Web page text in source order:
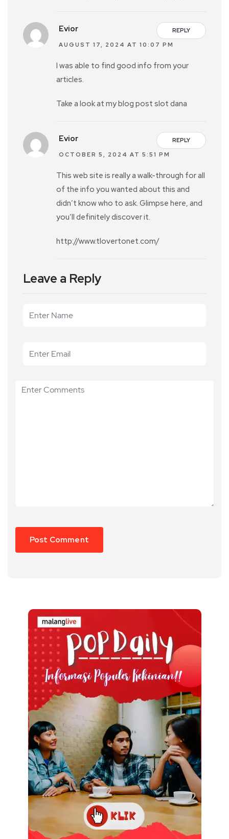
REPLY
Evior
AUGUST 17, 2024 AT 10:07 PM
I was able to find good info from your
articles.
Take a look at my blog post slot dana
REPLY
Evior
OCTOBER 5, 2024 AT 5:51 PM
This web site is really a walk-through for all
of the info you wanted about this and
didn’t know who to ask. Glimpse here, and
you’ll definitely discover it.
http://www.tlovertonet.com/
Leave a Reply